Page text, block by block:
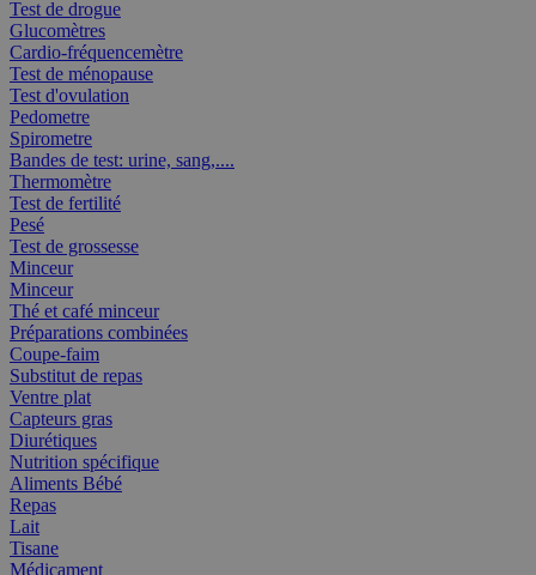
Test de drogue
Glucomètres
Cardio-fréquencemètre
Test de ménopause
Test d'ovulation
Pedometre
Spirometre
Bandes de test: urine, sang,....
Thermomètre
Test de fertilité
Pesé
Test de grossesse
Minceur
Minceur
Thé et café minceur
Préparations combinées
Coupe-faim
Substitut de repas
Ventre plat
Capteurs gras
Diurétiques
Nutrition spécifique
Aliments Bébé
Repas
Lait
Tisane
Médicament